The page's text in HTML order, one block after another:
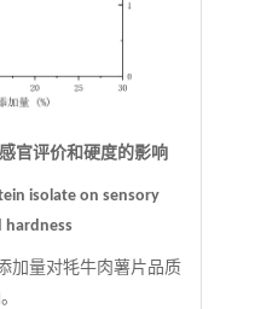
官评价和硬度的影响
isolate on sensory
hardness
加量对牦牛肉薯片品质